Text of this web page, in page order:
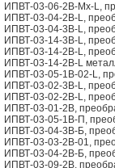
ИПВТ-03-06-2В-Мх-L,
ИПВТ-03-04-2В-L,
ИПВТ-03-04-3В-L,
ИПВТ-03-14-3В-L,
ИПВТ-03-14-2В-L,
ИПВТ-03-14-2В-L
ИПВТ-03-05-1В-02-L,
ИПВТ-03-02-3В-L,
ИПВТ-03-02-2В-L,
ИПВТ-03-01-2В,
ИПВТ-03-05-1В-П,
ИПВТ-03-04-3В-Б,
ИПВТ-03-03-2В-01,
ИПВТ-03-04-2В-Б,
ИПВТ-03-09-2В,